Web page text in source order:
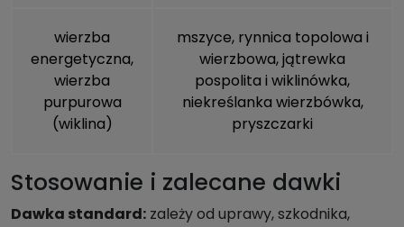
wierzba
energetyczna,
wierzba
purpurowa
(wiklina)
mszyce, rynnica topolowa i
wierzbowa, jątrewka
pospolita i wiklinówka,
niekreślanka wierzbówka,
pryszczarki
Stosowanie i zalecane dawki
Dawka standard: zależy od uprawy, szkodnika,